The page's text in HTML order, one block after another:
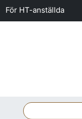
För HT-anställda